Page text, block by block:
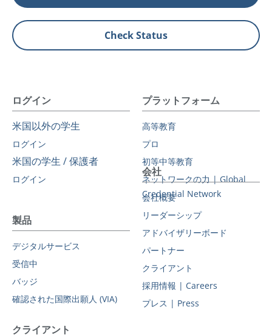
Check Status
ログイン
米国以外の学生
ログイン
米国の学生 / 保護者
ログイン
プラットフォーム
高等教育
プロ
初等中等教育
ネットワークの力 | Global
Credential Network
製品
デジタルサービス
受信中
バッジ
確認された国際出願人 (VIA)
会社
会社概要
リーダーシップ
アドバイザリーボード
パートナー
クライアント
採用情報 | Careers
プレス | Press
クライアント